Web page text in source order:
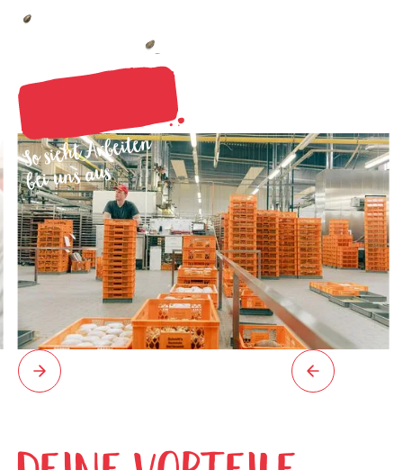
So sieht Arbeiten
bei uns aus
Slide 2 of 7.